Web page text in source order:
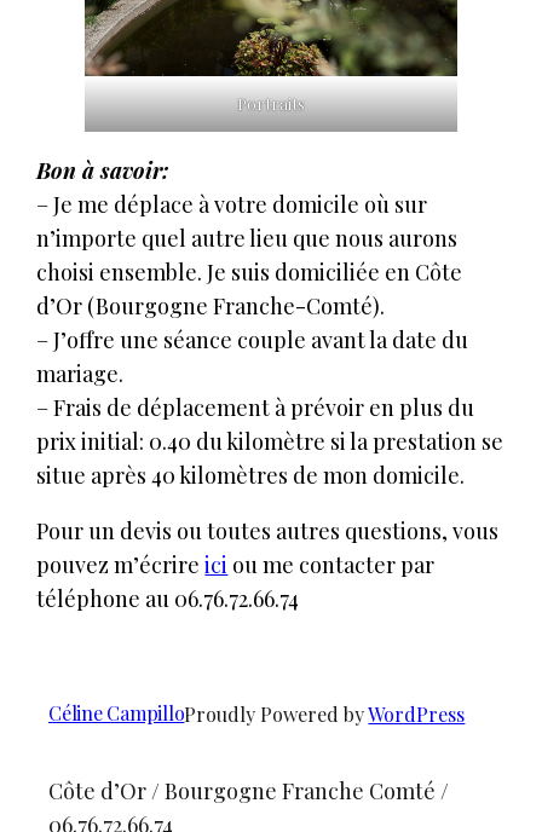
Portraits
Bon à savoir:
– Je me déplace à votre domicile où sur
n’importe quel autre lieu que nous aurons
choisi ensemble. Je suis domiciliée en Côte
d’Or (Bourgogne Franche-Comté).
– J’offre une séance couple avant la date du
mariage.
– Frais de déplacement à prévoir en plus du
prix initial: 0.40 du kilomètre si la prestation se
situe après 40 kilomètres de mon domicile.
Pour un devis ou toutes autres questions, vous
pouvez m’écrireici ou me contacter par
téléphone au 06.76.72.66.74
Céline CampilloProudly Powered byWordPress
Côte d’Or / Bourgogne Franche Comté /
06.76.72.66.74